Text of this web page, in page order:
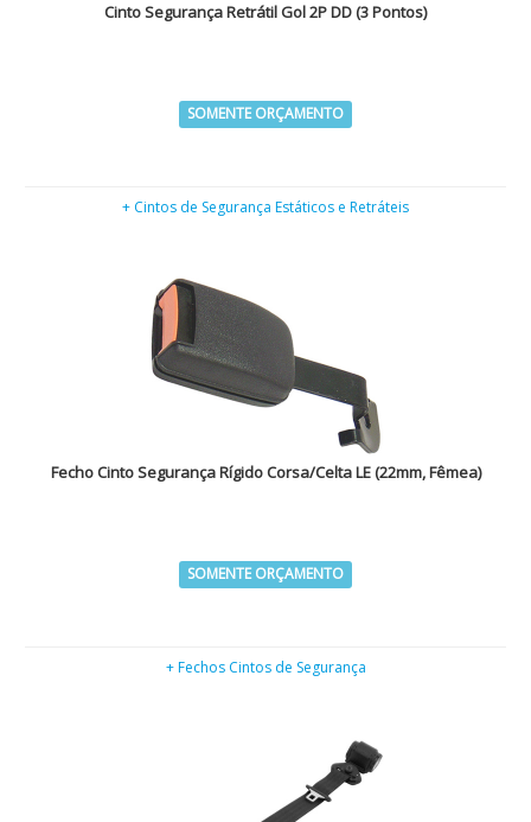
Cinto Segurança Retrátil Gol 2P DD (3 Pontos)
SOMENTE ORÇAMENTO
+ Cintos de Segurança Estáticos e Retráteis
Fecho Cinto Segurança Rígido Corsa/Celta LE (22mm, Fêmea)
SOMENTE ORÇAMENTO
+ Fechos Cintos de Segurança